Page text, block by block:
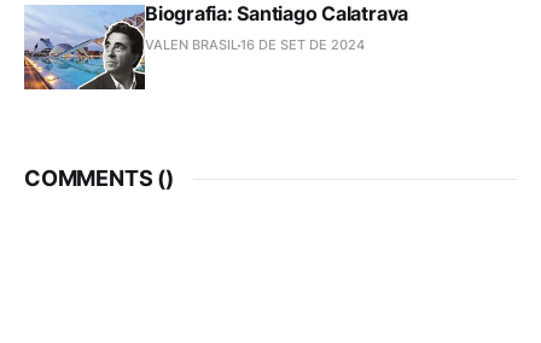
Biografia: Santiago Calatrava
VALEN BRASIL16 DE SET DE 2024
COMMENTS ()